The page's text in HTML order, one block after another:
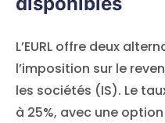
L’EURL offre deux
l’imposition sur le
les sociétés (IS). Le
à 25%, avec une